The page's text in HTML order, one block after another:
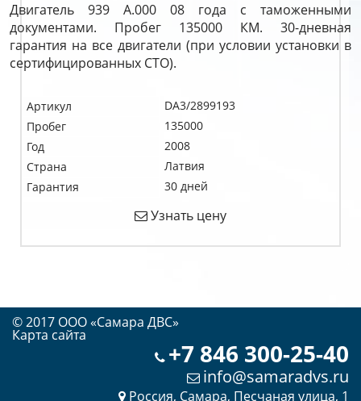
Двигатель 939 A.000 08 года с таможенными
документами. Пробег 135000 КМ. 30-дневная
гарантия на все двигатели (при условии установки в
сертифицированных СТО).
Артикул
DA3/2899193
Пробег
135000
Год
2008
Страна
Латвия
Гарантия
30 дней
Узнать цену
© 2017 OOO «Самара ДВС»
Карта сайта
+7 846 300-25-40
info@samaradvs.ru
Россия, Самара, Песчаная улица, 1